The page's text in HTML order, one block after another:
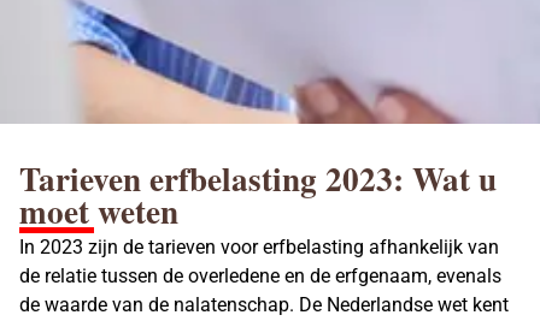
Tarieven erfbelasting 2023: Wat u
moet weten
In 2023 zijn de tarieven voor erfbelasting afhankelijk van
de relatie tussen de overledene en de erfgenaam, evenals
de waarde van de nalatenschap. De Nederlandse wet kent